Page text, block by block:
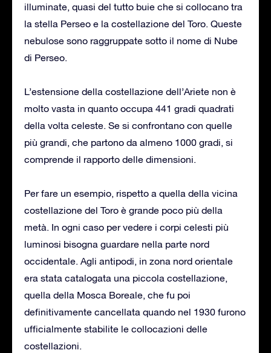
illuminate, quasi del tutto buie che si collocano tra
la stella Perseo e la costellazione del Toro. Queste
nebulose sono raggruppate sotto il nome di Nube
di Perseo.
L’estensione della costellazione dell’Ariete non è
molto vasta in quanto occupa 441 gradi quadrati
della volta celeste. Se si confrontano con quelle
più grandi, che partono da almeno 1000 gradi, si
comprende il rapporto delle dimensioni.
Per fare un esempio, rispetto a quella della vicina
costellazione del Toro è grande poco più della
metà. In ogni caso per vedere i corpi celesti più
luminosi bisogna guardare nella parte nord
occidentale. Agli antipodi, in zona nord orientale
era stata catalogata una piccola costellazione,
quella della Mosca Boreale, che fu poi
definitivamente cancellata quando nel 1930 furono
ufficialmente stabilite le collocazioni delle
costellazioni.